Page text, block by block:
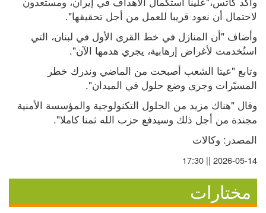
لاحتمال أن نعود قريبا للعمل من أجل تحقيقها".
استُخدمت لأغراض إرهابية، يجري هدمها الآن".
المسيّرات وجرى وضع حلول في الميدان".
مجندة من أجل ذلك وسيدفع حزب الله ثمنا كاملا".
المصدر: وكالات
2026-05-14 || 17:30
مختارات